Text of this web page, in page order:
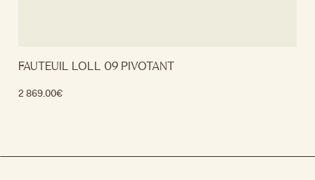
FAUTEUIL LOLL 09 PIVOTANT
2 869.00€